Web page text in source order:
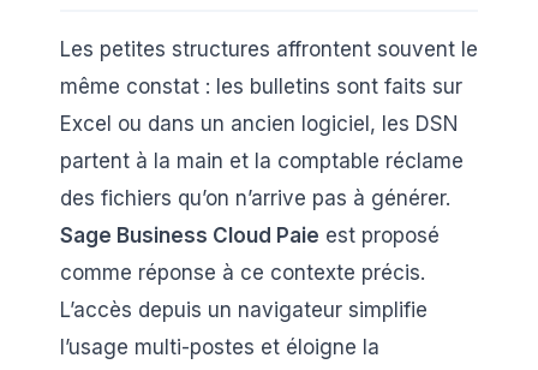
Les petites structures affrontent souvent le
même constat : les bulletins sont faits sur
Excel ou dans un ancien logiciel, les DSN
partent à la main et la comptable réclame
des fichiers qu’on n’arrive pas à générer.
Sage Business Cloud Paie est proposé
comme réponse à ce contexte précis.
L’accès depuis un navigateur simplifie
l’usage multi-postes et éloigne la